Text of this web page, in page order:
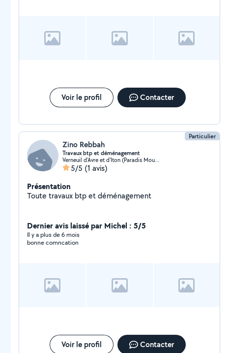
Voir le profil Contacter
Particulier
Zino Rebbah
Travaux btp et déménagement
Verneuil d'Avre et d'Iton (Paradis Moudre)
5/5 (1 avis)
Présentation
Toute travaux btp et déménagement
Dernier avis laissé par Michel : 5/5
Il y a plus de 6 mois
bonne comncation
Voir le profil Contacter